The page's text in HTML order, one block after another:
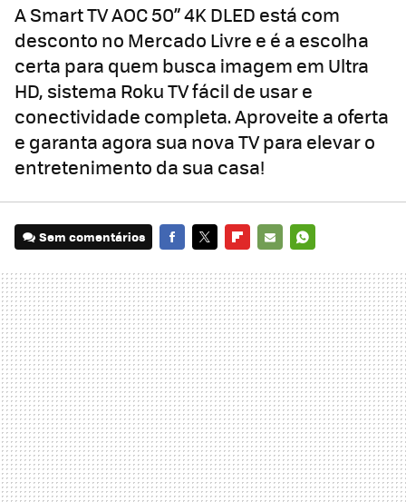
A Smart TV AOC 50” 4K DLED está com
desconto no Mercado Livre e é a escolha
certa para quem busca imagem em Ultra
HD, sistema Roku TV fácil de usar e
conectividade completa. Aproveite a oferta
e garanta agora sua nova TV para elevar o
entretenimento da sua casa!
Sem comentários
MAIL